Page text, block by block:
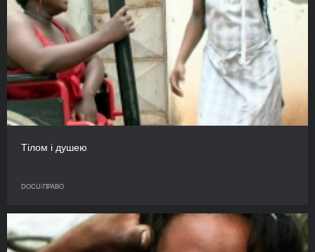
Тілом і душею
DOCU/ПРАВО